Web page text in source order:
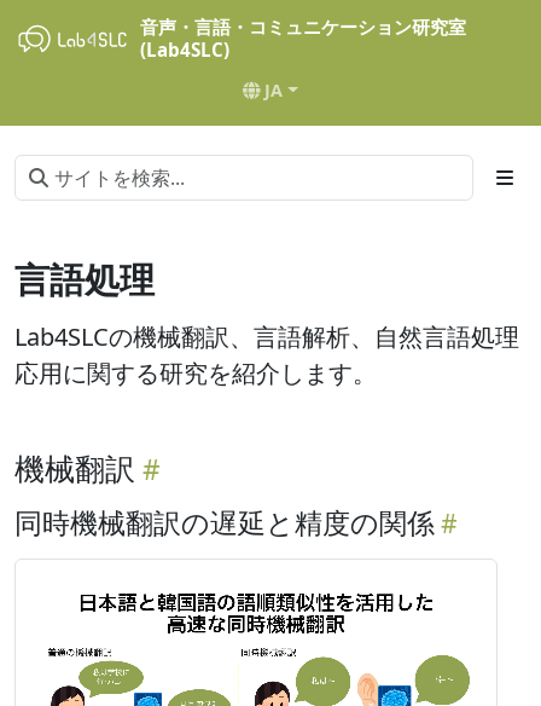
音声・言語・コミュニケーション研究室
(Lab4SLC)
JA
言語処理
Lab4SLCの機械翻訳、言語解析、自然言語処理
応用に関する研究を紹介します。
機械翻訳
同時機械翻訳の遅延と精度の関係